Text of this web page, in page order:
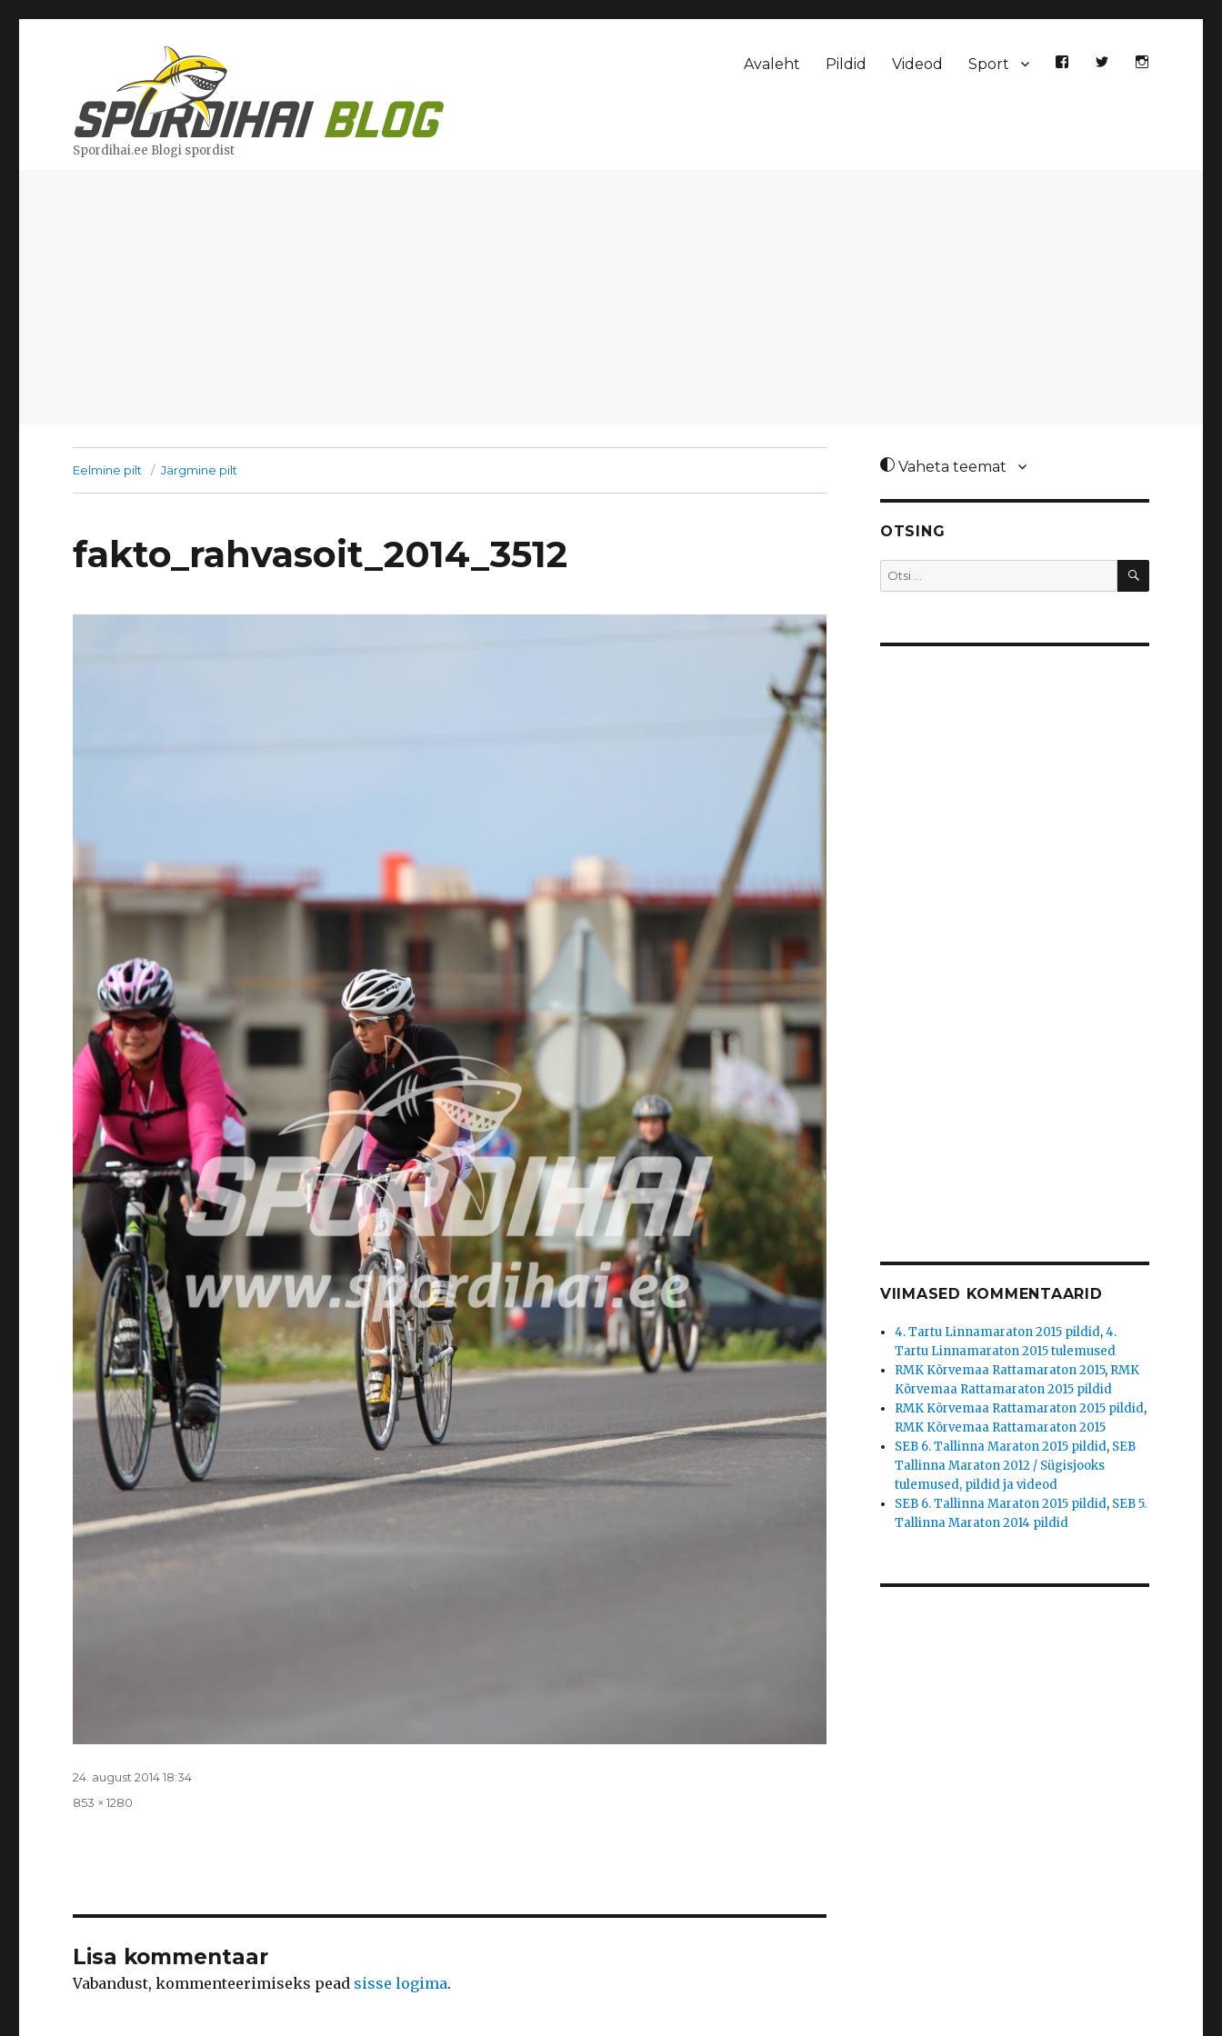
Spordihai.ee Blogi spordist
Avaleht Pildid Videod Sport
Eelmine pilt Järgmine pilt
fakto_rahvasoit_2014_3512
Postitatud
24. august 2014 18:34
Täissuurus
853 × 1280
Lisa kommentaar
Vabandust, kommenteerimiseks pead sisse logima.
Vaheta teemat
OTSING
Otsi: OTSI
VIIMASED KOMMENTAARID
4. Tartu Linnamaraton 2015 pildid,4.
Tartu Linnamaraton 2015 tulemused
RMK Kõrvemaa Rattamaraton 2015, RMK
Kõrvemaa Rattamaraton 2015 pildid
RMK Kõrvemaa Rattamaraton 2015 pildid,
RMK Kõrvemaa Rattamaraton 2015
SEB 6. Tallinna Maraton 2015 pildid, SEB
Tallinna Maraton 2012 / Sügisjooks
tulemused, pildid ja videod
SEB 6. Tallinna Maraton 2015 pildid, SEB 5.
Tallinna Maraton 2014 pildid